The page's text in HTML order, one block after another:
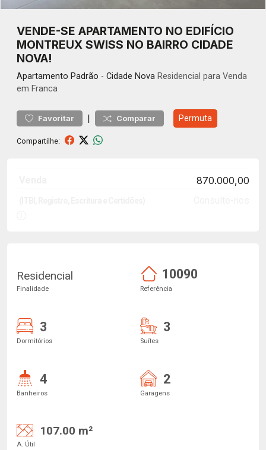
VENDE-SE APARTAMENTO NO EDIFÍCIO
MONTREUX SWISS NO BAIRRO CIDADE
NOVA!
Apartamento Padrão - Cidade Nova Residencial para Venda
em Franca
Favoritar | Comparar Permuta
Compartilhe:
870.000,00
Residencial
Finalidade
10090
Referência
3
Dormitórios
3
Suítes
4
Banheiros
2
Garagens
107.00 m²
A. Útil